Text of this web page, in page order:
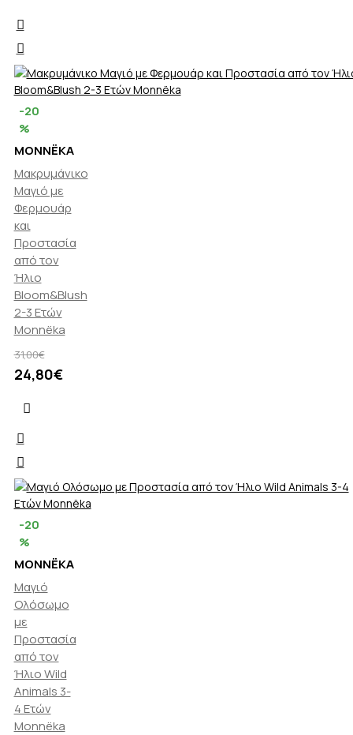
-20
%
MONNËKA
Μακρυμάνικο
Μαγιό με
Φερμουάρ
και
Προστασία
από τον
Ήλιο
Bloom&Blush
2-3 Ετών
Monnëka
31,00€
24,80€
-20
%
MONNËKA
Μαγιό
Ολόσωμο
με
Προστασία
από τον
Ήλιο Wild
Animals 3-
4 Ετών
Monnëka